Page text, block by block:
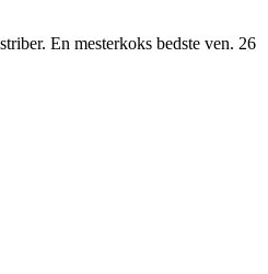
En mesterkoks bedste ven. 26